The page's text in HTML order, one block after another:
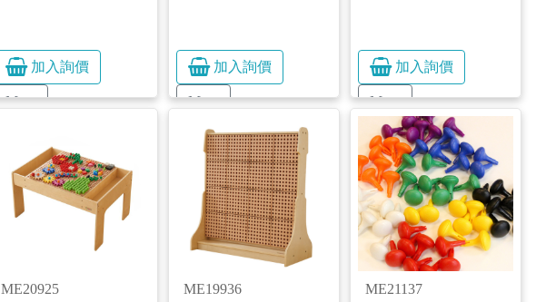
加入詢價
More
加入詢價
More
加入詢價
More
ME20925 ME19936 ME21137